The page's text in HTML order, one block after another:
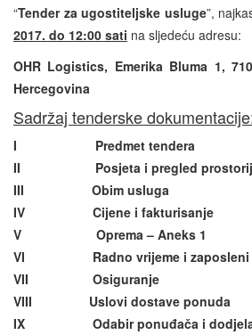
“Tender za ugostiteljske usluge”,
2017. do 12:00 sati na sljedeću adresu:
OHR Logistics, Emerika Bluma 1,
Hercegovina
Sadržaj tenderske
I Predmet tendera
II Posjeta i pregled
III Obim usluga
IV Cijene i fakturisanje
V Oprema – Aneks 1
VI Radno vrijeme i zaposleni
VII Osiguranje
VIII Uslovi dostave ponuda
IX Odabir ponuđača i